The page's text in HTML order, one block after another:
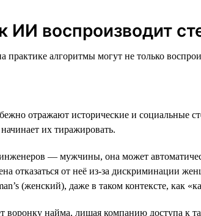
ИИ воспроизводит
алгоритмы могут не только
отражают исторические и социальные
их тиражировать.
— мужчины, она может
отказаться от неё из-за дискриминации
(женский), даже в таком контексте, как
воронку найма, лишая компанию доступа к